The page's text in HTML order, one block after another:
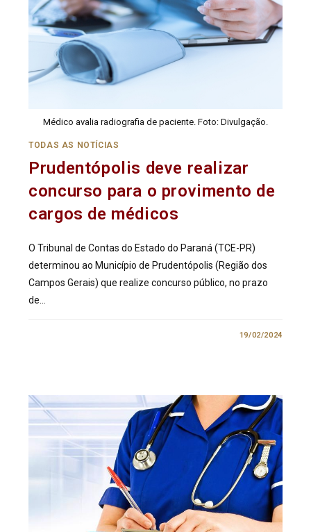
Médico avalia radiografia de paciente. Foto: Divulgação.
TODAS AS NOTÍCIAS
Prudentópolis deve realizar
concurso para o provimento de
cargos de médicos
O Tribunal de Contas do Estado do Paraná (TCE-PR)
determinou ao Município de Prudentópolis (Região dos
Campos Gerais) que realize concurso público, no prazo
de…
19/02/2024